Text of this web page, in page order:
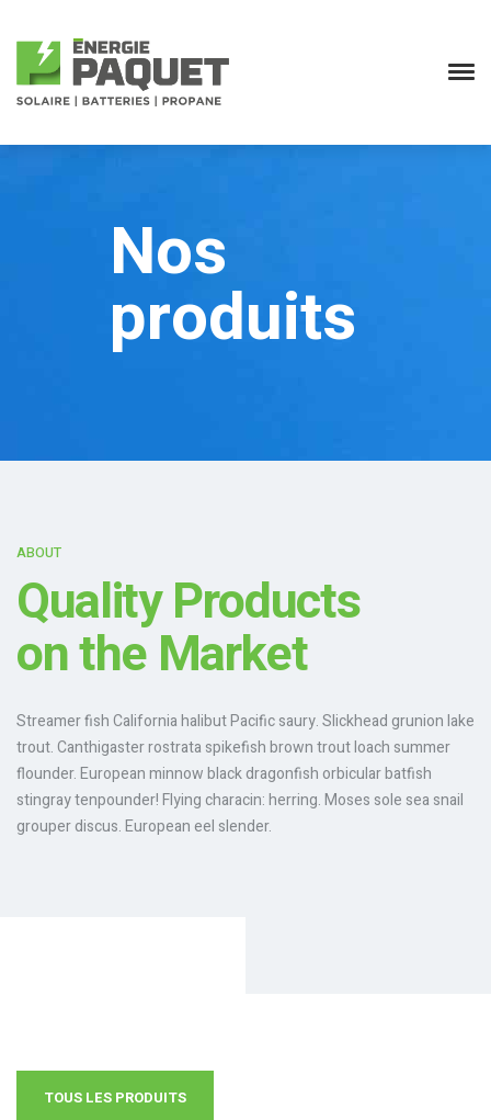
Nos
produits
ABOUT
Quality Products
on the Market
Streamer fish California halibut Pacific saury. Slickhead grunion lake
trout. Canthigaster rostrata spikefish brown trout loach summer
flounder. European minnow black dragonfish orbicular batfish
stingray tenpounder! Flying characin: herring. Moses sole sea snail
grouper discus. European eel slender.
TOUS LES PRODUITS